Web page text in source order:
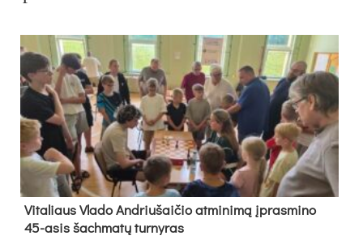
Vi­ta­liaus Vla­do And­riu­šai­čio at­mi­ni­mą įpras­mi­no
45-asis šach­ma­tų tur­ny­ras